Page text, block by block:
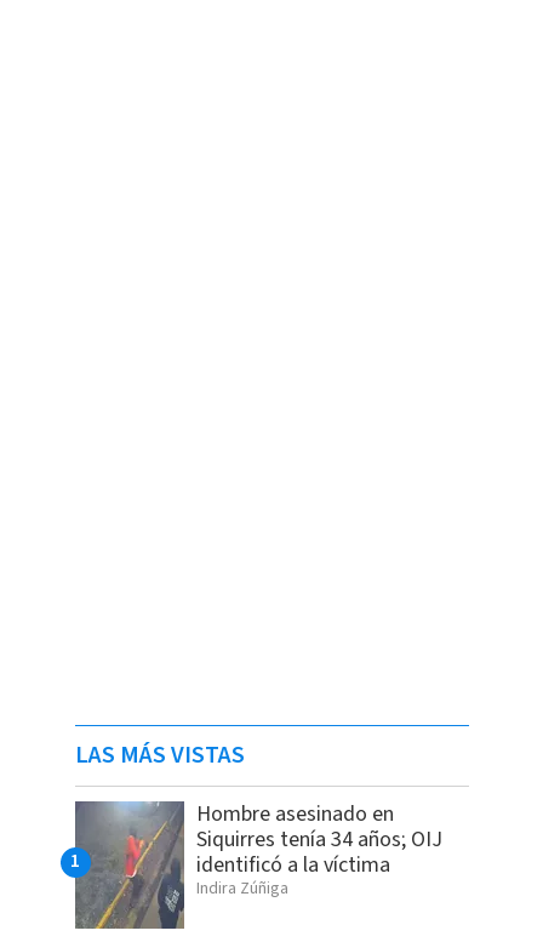
LAS MÁS VISTAS
Hombre asesinado en
Siquirres tenía 34 años; OIJ
identificó a la víctima
Indira Zúñiga